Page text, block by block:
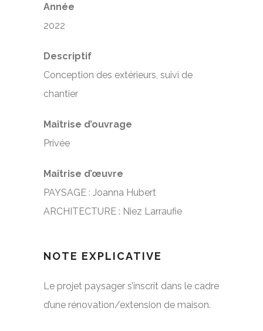
Année
2022
Descriptif
Conception des extérieurs, suivi de
chantier
Maîtrise d’ouvrage
Privée
Maîtrise d’œuvre
PAYSAGE : Joanna Hubert
ARCHITECTURE : Niez Larraufie
NOTE EXPLICATIVE
Le projet paysager s’inscrit dans le cadre
d’une rénovation/extension de maison.